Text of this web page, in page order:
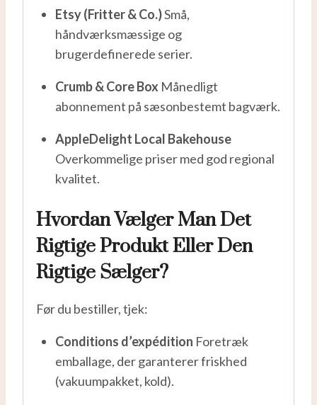
Etsy (Fritter & Co.)Små,
håndværksmæssige og
brugerdefinerede serier.
Crumb & Core Box Månedligt
abonnement på sæsonbestemt bagværk.
AppleDelight Local Bakehouse
Overkommelige priser med god regional
kvalitet.
Hvordan Vælger Man Det
Rigtige Produkt Eller Den
Rigtige Sælger?
Før du bestiller, tjek:
Conditions d’expédition Foretræk
emballage, der garanterer friskhed
(vakuumpakket, kold).